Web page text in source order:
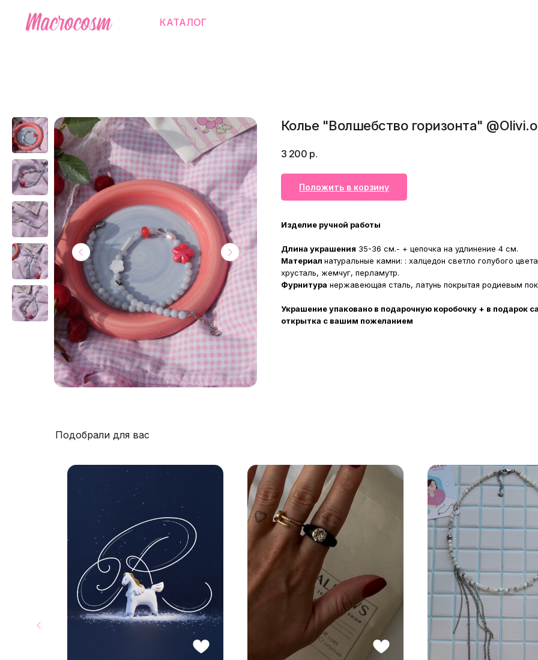
КАТАЛОГ
Колье "Волшебство горизонта"
3 200 р.
Положить в корзину
Изделие ручной работы
Длина украшения 35-36 см.- + цепочка на удлинение 4 см.
Материал натуральные камни: : халцедон светло голубого
хрусталь, жемчуг, перламутр.
Фурнитура нержавеющая сталь, латунь покрытая родиевым
Украшение упаковано в подарочную коробочку + в подарок
открытка с вашим пожеланием
Подобрали для вас